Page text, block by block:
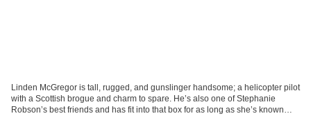
Linden McGregor is tall, rugged, and gunslinger handsome; a helicopter pilot
with a Scottish brogue and charm to spare. He’s also one of Stephanie
Robson’s best friends and has fit into that box for as long as she’s known